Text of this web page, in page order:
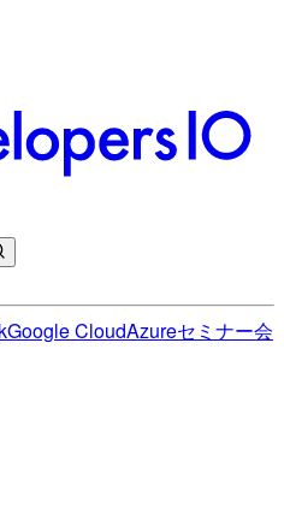
Google CloudAzureセミナー会